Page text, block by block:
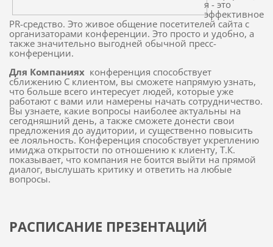
я - это
эффективное
PR-средство. Это живое общение посетителей сайта с
организаторами конференции. Это просто и удобно, а
также значительно выгодней обычной пресс-
конференции.
Для Компанияхконференция способствует
сближению С клиентом, вы сможете напрямую узнать,
что больше всего интересует людей, которые уже
работают с вами или намерены начать сотрудничество.
Вы узнаете, какие вопросы наиболее актуальны на
сегодняшний день, а также сможете донести свои
предложения до аудитории, и существенно повысить
ее лояльность. Конференция способствует укреплению
имиджа открытости по отношению к клиенту, Т.К.
показывает, что компания не боится выйти на прямой
диалог, выслушать критику и ответить на любые
вопросы.
РАСПИСАНИЕ ПРЕЗЕНТАЦИЙ